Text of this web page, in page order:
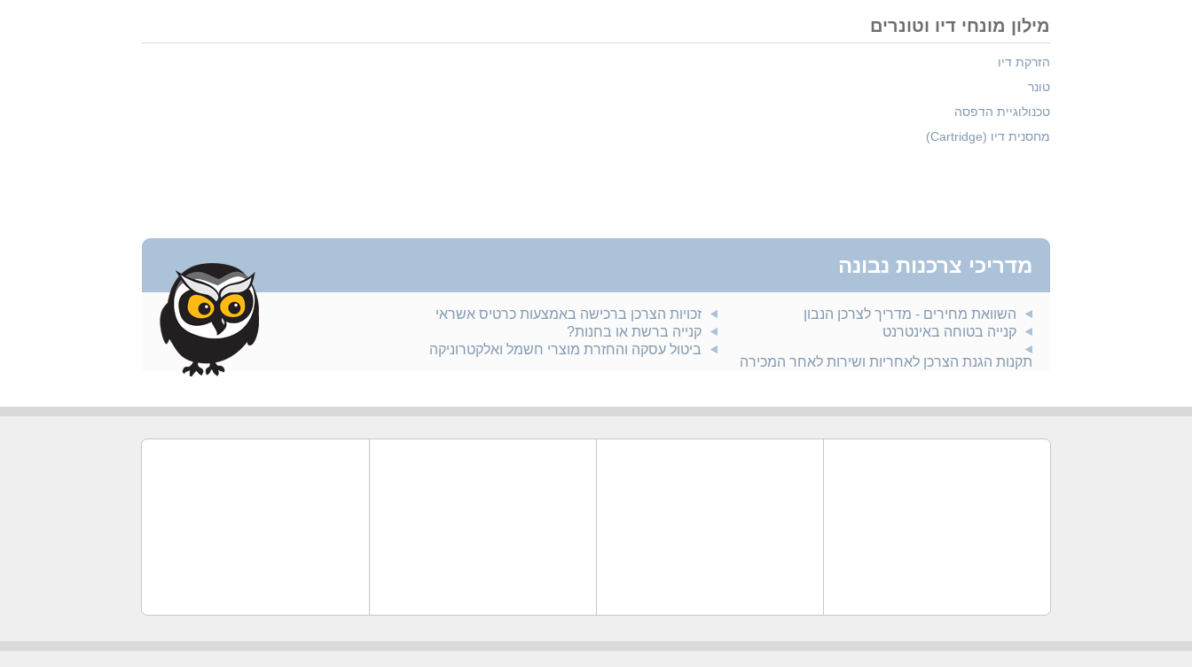
מילון מונחי דיו וטונרים
הזרקת דיו
טונר
טכנולוגיית הדפסה
מחסנית דיו (Cartridge)
מדריכי צרכנות נבונה
השוואת מחירים - מדריך לצרכן הנבון
קנייה בטוחה באינטרנט
תקנות הגנת הצרכן לאחריות ושירות לאחר המכירה
זכויות הצרכן ברכישה באמצעות כרטיס אשראי
קנייה ברשת או בחנות?
ביטול עסקה והחזרת מוצרי חשמל ואלקטרוניקה